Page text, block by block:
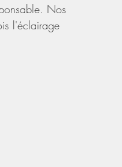
Nos
l'éclairage